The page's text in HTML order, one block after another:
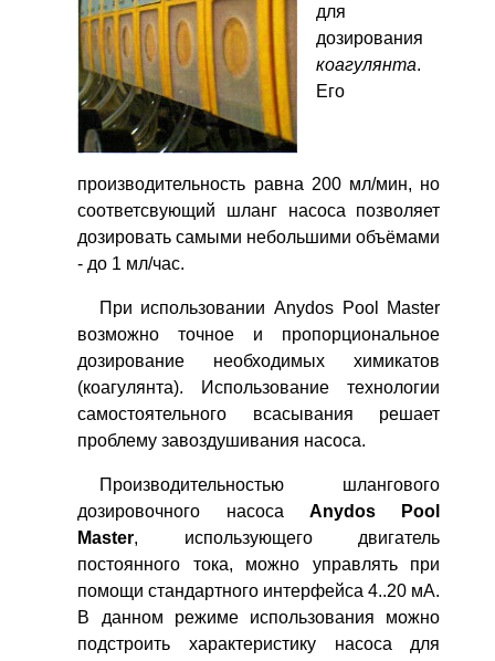
для
дозирования
коагулянта.
Его
производительность равна 200 мл/мин, но
соответсвующий шланг насоса позволяет
дозировать самыми небольшими объёмами
- до 1 мл/час.
При использовании Anydos Pool Master
возможно точное и пропорциональное
дозирование необходимых химикатов
(коагулянта). Использование технологии
самостоятельного всасывания решает
проблему завоздушивания насоса.
Производительностью шлангового
дозировочного насосаAnydos Pool
Master, использующего двигатель
постоянного тока, можно управлять при
помощи стандартного интерфейса 4..20 мА.
В данном режиме использования можно
подстроить характеристику насоса для